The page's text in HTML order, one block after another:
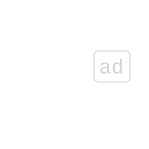
ad